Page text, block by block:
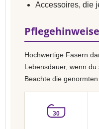
Accessoires, die
Pflegehinweise
Hochwertige Fasern
Lebensdauer, wenn du
Beachte die
30